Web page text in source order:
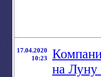
17.04.2020
10:23
на Луну